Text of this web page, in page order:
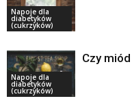
Napoje dla
diabetyków
(cukrzyków)
Napoje dla
diabetyków
(cukrzyków)
Czy